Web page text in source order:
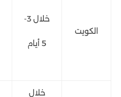
الكويت
خلال 3-
5 أيام
خلال